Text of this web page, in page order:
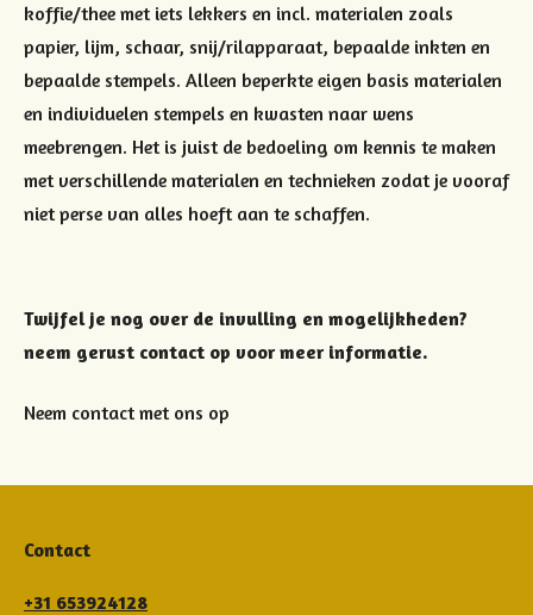
koffie/thee met iets lekkers en incl. materialen zoals
papier, lijm, schaar, snij/rilapparaat, bepaalde inkten en
bepaalde stempels. Alleen beperkte eigen basis materialen
en individuelen stempels en kwasten naar wens
meebrengen. Het is juist de bedoeling om kennis te maken
met verschillende materialen en technieken zodat je vooraf
niet perse van alles hoeft aan te schaffen.
Twijfel je nog over de invulling en mogelijkheden?
neem gerust contact op voor meer informatie.
Neem contact met ons op
Contact
+31 653924128